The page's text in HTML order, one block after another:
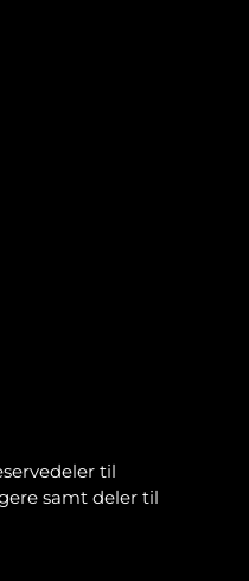
til
samt deler til